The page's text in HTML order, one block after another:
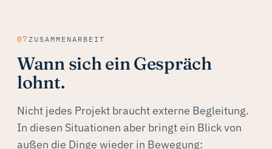
07ZUSAMMENARBEIT
Wann sich ein Gespräch
lohnt.
Nicht jedes Projekt braucht externe Begleitung.
In diesen Situationen aber bringt ein Blick von
außen die Dinge wieder in Bewegung: